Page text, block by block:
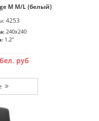
M M/L (белый)
4253
240x240
1.2"
бел. руб